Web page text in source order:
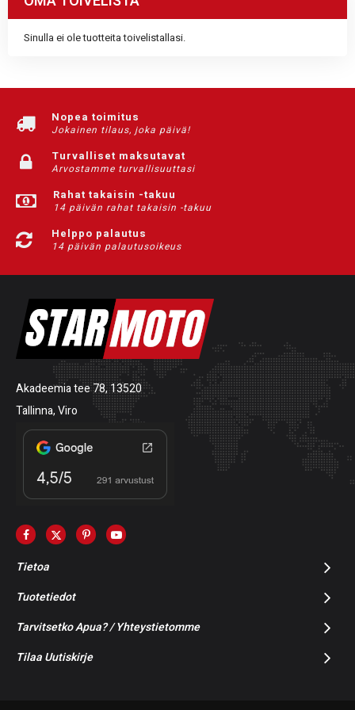
Sinulla ei ole tuotteita toivelistallasi.
Nopea toimitus
Jokainen tilaus, joka päivä!
Turvalliset maksutavat
Arvostamme turvallisuuttasi
Rahat takaisin -takuu
14 päivän rahat takaisin -takuu
Helppo palautus
14 päivän palautusoikeus
Akadeemia tee 78, 13520
Tallinna, Viro
Tietoa
Tuotetiedot
Tarvitsetko Apua? / Yhteystietomme
Tilaa Uutiskirje